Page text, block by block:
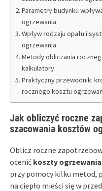
Parametry budynku
ogrzewania
Wpływ rodzaju opału i
ogrzewania
Metody obliczania
kalkulatory
Praktyczny przewodnik:
rocznego kosztu
Jak obliczyć roczne
szacowania kosztów
Oblicz roczne
ocenić koszty
przy pomocy kilku metod,
na ciepło mieści się w